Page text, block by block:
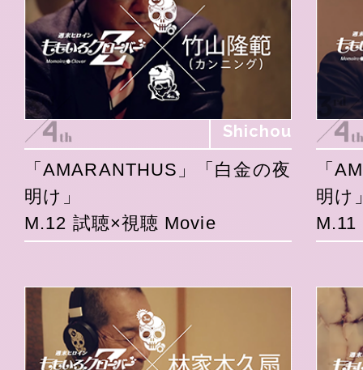
Shichou
「AMARANTHUS」「白金の夜
明け」
M.12 試聴×視聴 Movie
「
明け